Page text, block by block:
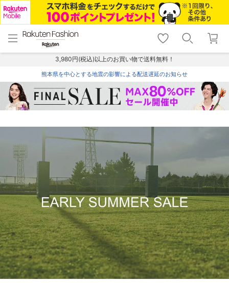
menu home
トップ
shopping_cart lock_outline
ログイン
3,980円(税込)以上のお買い物で送料無料！
熊本県を中心とする地震の影響による配送遅延のお知らせ